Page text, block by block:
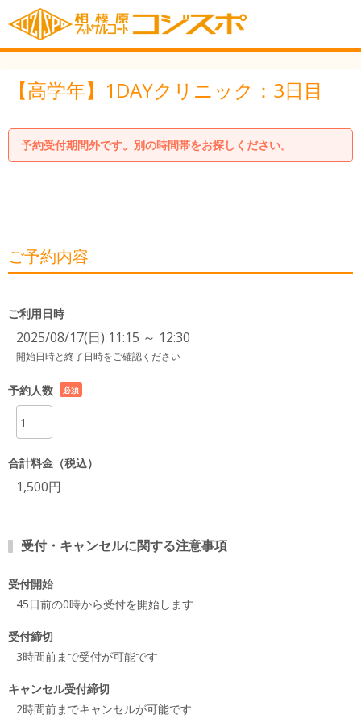
【高学年】1DAYクリニック：3日目
予約受付期間外です。別の時間帯をお探しください。
ご予約内容
ご利用日時
2025/08/17(日) 11:15 ～ 12:30
開始日時と終了日時をご確認ください
予約人数
必須
合計料金（税込）
1,500円
受付・キャンセルに関する注意事項
受付開始
45日前の0時から受付を開始します
受付締切
3時間前まで受付が可能です
キャンセル受付締切
2時間前までキャンセルが可能です